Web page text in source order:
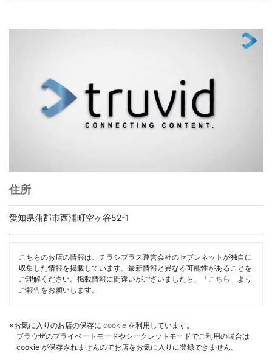
住所
愛知県蒲郡市西浦町空ヶ谷52-1
こちらのお店の情報は、チラシプラス運営会社のセブンネットが独自に
収集した情報を掲載しています。最新情報と異なる可能性があることを
ご理解ください。掲載情報に間違いがございましたら、「 こちら 」より
ご報告をお願いします。
※お気に入りのお店の保存に cookie を利用しています。
ブラウザのプライベートモードやシークレットモードでご利用の場合は
cookie が保存されませんのでお店をお気に入りに登録できません。